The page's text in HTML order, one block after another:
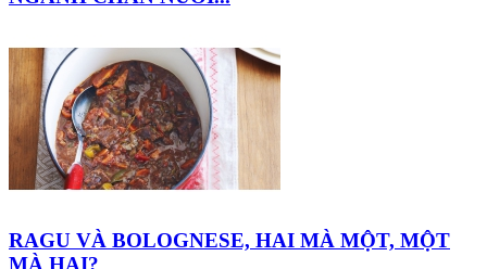
RAGU VÀ BOLOGNESE, HAI MÀ MỘT, MỘT
MÀ HAI?